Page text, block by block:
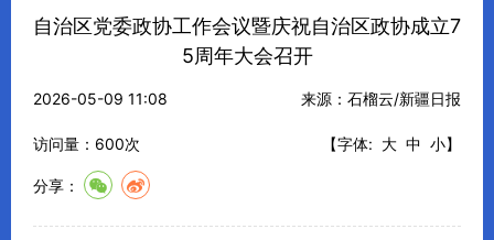
自治区党委政协工作会议暨庆祝自治区政协成立7
5周年大会召开
2026-05-09 11:08 来源：石榴云/新疆日报
访问量： 600次 【字体: 大 中 小】
分享：